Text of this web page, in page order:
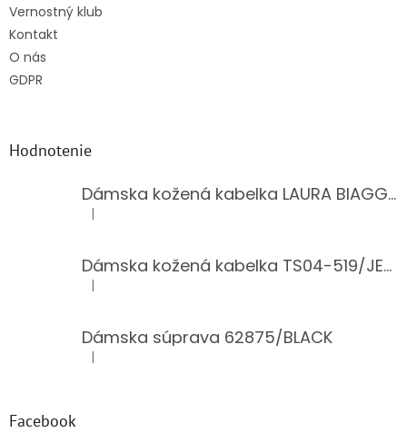
Vernostný klub
Kontakt
O nás
GDPR
Hodnotenie
Dámska kožená kabelka LAURA BIAGGI 944-PINK
Hodnotenie produktu je 5 z 5 hviezdičiek.
|
Dámska kožená kabelka TS04-519/JEANS BLUE
Hodnotenie produktu je 5 z 5 hviezdičiek.
|
Dámska súprava 62875/BLACK
Hodnotenie produktu je 5 z 5 hviezdičiek.
|
Facebook